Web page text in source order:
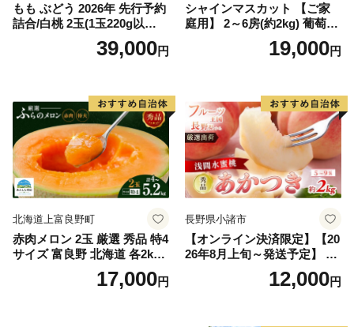
もも ぶどう 2026年 先行予約
詰合/白桃 2玉(1玉220g以
上)・シャインマスカット 晴
39,000円
シャインマスカット 【ご家
庭用】 2～6房(約2kg) 葡萄 ぶ
どう ブドウ フルーツ 果物 く
だもの 果実 旬の果物 旬のフ
19,000円
北海道上富良野町
赤肉メロン 2玉 厳選 秀品 特4
サイズ 富良野 北海道 各2kg
～2.6kg 2玉 セット ファーム
富良野 メロン めろん 果物 く
17,000円
長野県小諸市
【オンライン決済限定】【20
26年8月上旬～発送予定】 先
行予約 「浅間水蜜桃プレミ
アム」 もも あかつき 秀品 約
12,000円